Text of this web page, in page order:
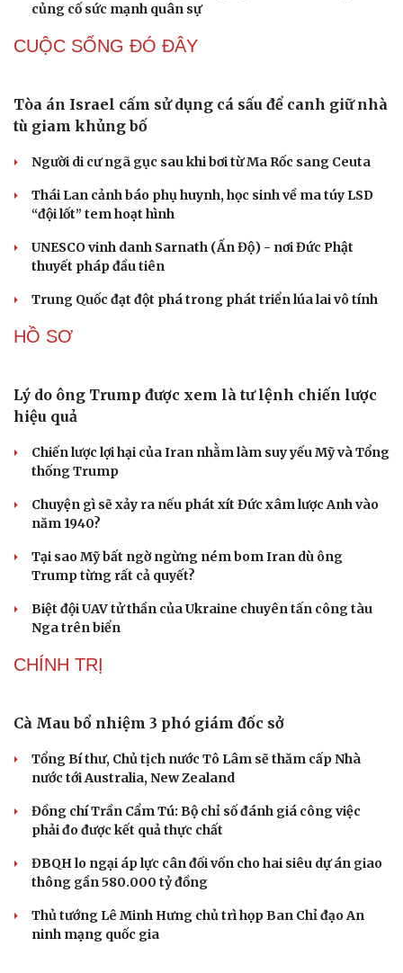
Cải chính
củng cố sức mạnh quân sự
CUỘC SỐNG ĐÓ ĐÂY
Tòa án Israel cấm sử dụng cá sấu để canh giữ nhà
tù giam khủng bố
Người di cư ngã gục sau khi bơi từ Ma Rốc sang Ceuta
Thái Lan cảnh báo phụ huynh, học sinh về ma túy LSD
“đội lốt” tem hoạt hình
UNESCO vinh danh Sarnath (Ấn Độ) - nơi Đức Phật
thuyết pháp đầu tiên
Trung Quốc đạt đột phá trong phát triển lúa lai vô tính
HỒ SƠ
Lý do ông Trump được xem là tư lệnh chiến lược
hiệu quả
Chiến lược lợi hại của Iran nhằm làm suy yếu Mỹ và Tổng
thống Trump
Chuyện gì sẽ xảy ra nếu phát xít Đức xâm lược Anh vào
năm 1940?
Tại sao Mỹ bất ngờ ngừng ném bom Iran dù ông
Trump từng rất cả quyết?
Biệt đội UAV tử thần của Ukraine chuyên tấn công tàu
Nga trên biển
CHÍNH TRỊ
Cà Mau bổ nhiệm 3 phó giám đốc sở
Tổng Bí thư, Chủ tịch nước Tô Lâm sẽ thăm cấp Nhà
nước tới Australia, New Zealand
Đồng chí Trần Cẩm Tú: Bộ chỉ số đánh giá công việc
phải đo được kết quả thực chất
ĐBQH lo ngại áp lực cân đối vốn cho hai siêu dự án giao
thông gần 580.000 tỷ đồng
Thủ tướng Lê Minh Hưng chủ trì họp Ban Chỉ đạo An
ninh mạng quốc gia